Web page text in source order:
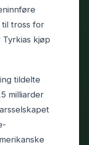
til tross for
kjøp
tildelte
milliarder